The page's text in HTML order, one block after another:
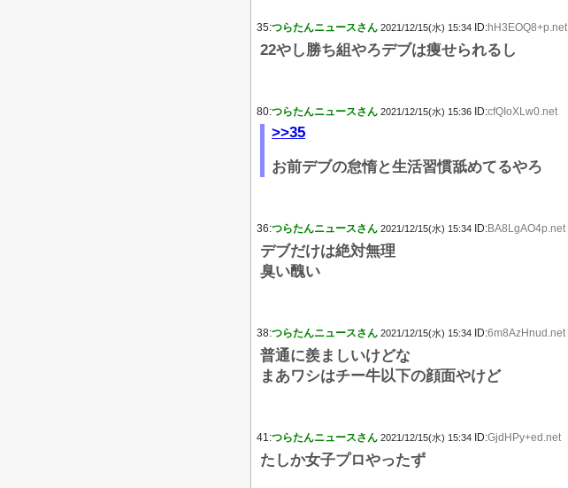
35:つらたんニュースさん 2021/12/15(水) 15:34 ID:hH3EOQ8+p.net
22やし勝ち組やろデブは痩せられるし
80:つらたんニュースさん 2021/12/15(水) 15:36 ID:cfQIoXLw0.net
>>35
お前デブの怠惰と生活習慣舐めてるやろ
36:つらたんニュースさん 2021/12/15(水) 15:34 ID:BA8LgAO4p.net
デブだけは絶対無理
臭い醜い
38:つらたんニュースさん 2021/12/15(水) 15:34 ID:6m8AzHnud.net
普通に羨ましいけどな
まあワシはチー牛以下の顔面やけど
41:つらたんニュースさん 2021/12/15(水) 15:34 ID:GjdHPy+ed.net
たしか女子プロやったず